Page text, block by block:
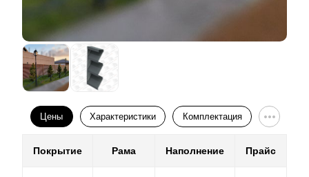
Еще один нюанс – выбор расцветок и фактур.
Разнообразие выбора есть только в том случае, если
толщина стального листа более 0.5 мм. В противном
случае выбор ограничивается двумя - тремя самыми
распространенными цветами.
Порошковое покрытие.
более выгодно. Оно обеспечивает богатство фактур
Цены Характеристики Комплектация
Покрытие Рама Наполнение Прайс